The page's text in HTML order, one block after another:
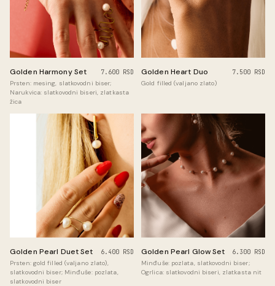
Golden Harmony Set
7.600 RSD
Prsten: mesing, slatkovodni biser;
Narukvica: slatkovodni biseri, zlatkasta
žica
Golden Heart Duo
7.500 RSD
Gold filled (valjano zlato)
Golden Pearl Duet Set
6.400 RSD
Prsten: gold filled (valjano zlato),
slatkovodni biser; Minđuše: pozlata,
slatkovodni biser
Golden Pearl Glow Set
6.300 RSD
Minđuše: pozlata, slatkovodni biser;
Ogrlica: slatkovodni biseri, zlatkasta nit